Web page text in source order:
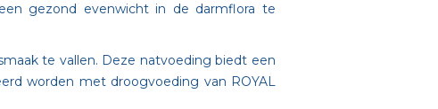
gezond evenwicht in de darmflora te
te vallen. Deze natvoeding biedt een
worden met droogvoeding van ROYAL